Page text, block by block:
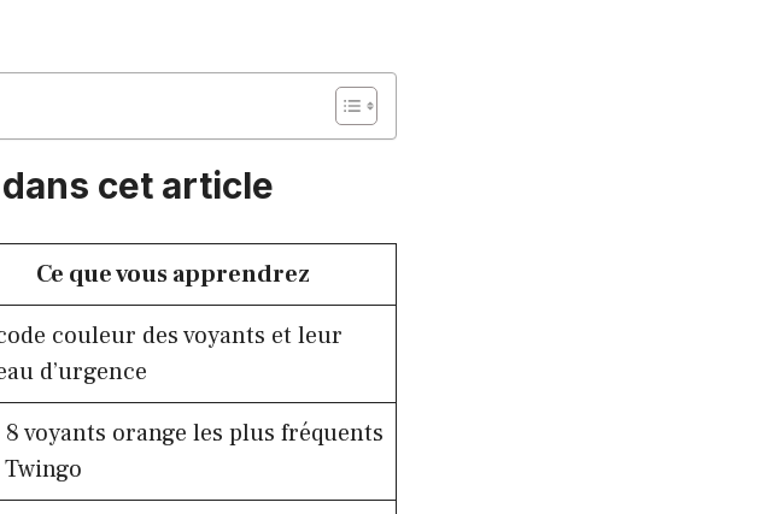
cet article
Ce que vous apprendrez
couleur des voyants et leur
d’urgence
8 voyants orange les plus fréquents